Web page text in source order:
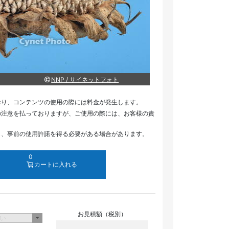
NNP / サイネットフォト
、コンテンツの使用の際には料金が発生します。
意を払っておりますが、ご使用の際には、お客様の責
事前の使用許諾を得る必要がある場合があります。
0
カートに入れる
お見積額（税別）